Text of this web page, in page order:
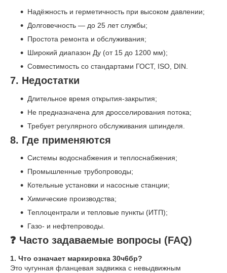
Надёжность и герметичность при высоком давлении;
Долговечность — до 25 лет службы;
Простота ремонта и обслуживания;
Широкий диапазон Ду (от 15 до 1200 мм);
Совместимость со стандартами ГОСТ, ISO, DIN.
7. Недостатки
Длительное время открытия-закрытия;
Не предназначена для дросселирования потока;
Требует регулярного обслуживания шпинделя.
8. Где применяются
Системы водоснабжения и теплоснабжения;
Промышленные трубопроводы;
Котельные установки и насосные станции;
Химические производства;
Теплоцентрали и тепловые пункты (ИТП);
Газо- и нефтепроводы.
❓ Часто задаваемые вопросы (FAQ)
1. Что означает маркировка 30ч6бр?
Это чугунная фланцевая задвижка с невыдвижным